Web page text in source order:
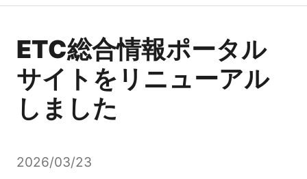
ETC総合情報ポータル
サイトをリニューアル
しました
2026/03/23